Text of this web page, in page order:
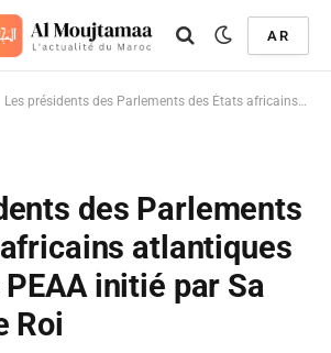
AR
Les présidents des Parlements des États africains atlantiques saluent le PEAA initié par Sa Majesté le Roi
des Parlements
atlantiques
initié par Sa
Roi